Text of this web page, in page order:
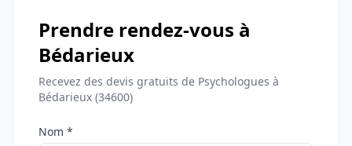
Prendre rendez-vous à
Bédarieux
Recevez des devis gratuits de Psychologues à
Bédarieux (34600)
Nom *